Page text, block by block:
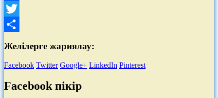
Facebook
Twitter
Желілерге жариялау:
Facebook Twitter Google+ LinkedIn Pinterest
Facebook пікір